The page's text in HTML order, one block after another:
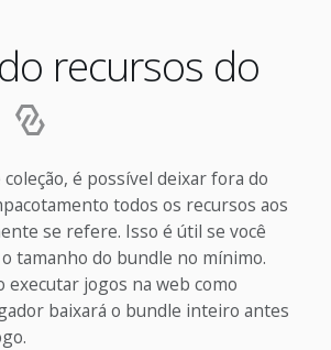
recursos do
é possível deixar fora do
todos os recursos aos
se refere. Isso é útil se você
tamanho do bundle no mínimo.
executar jogos na web como
baixará o bundle inteiro antes